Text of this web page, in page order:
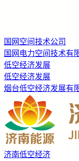
国网空间技术公司
国网电力空间技术有
低空经济发展
低空经济发展
烟台低空经济发展有
济南低空经济